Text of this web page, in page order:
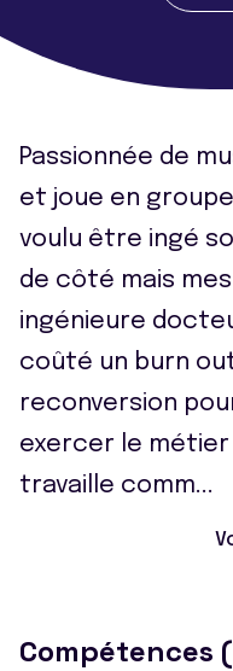
Passionnée de
et joue en
voulu être ingé
de côté mais
ingénieure
coûté un burn
reconversion
exercer le métier
travaille comm...
Compétences